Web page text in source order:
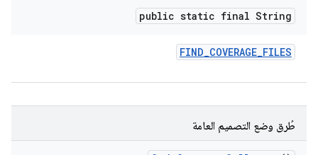
public static final String
FIND_COVERAGE_FILES
طُرق وضع التصميم العامة